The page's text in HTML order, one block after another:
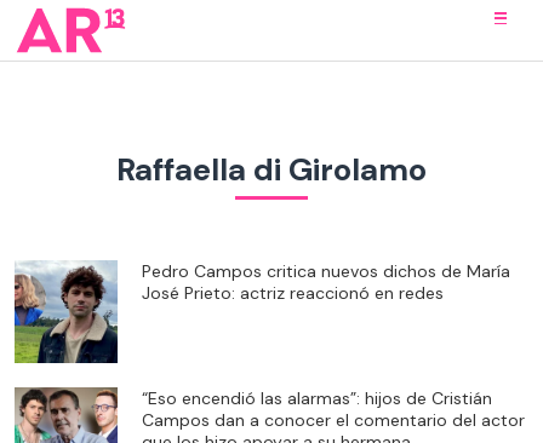
Raffaella di Girolamo
Pedro Campos critica nuevos dichos de María
José Prieto: actriz reaccionó en redes
“Eso encendió las alarmas”: hijos de Cristián
Campos dan a conocer el comentario del actor